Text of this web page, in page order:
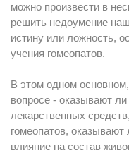
можно произвести в
решить недоумение
истину или ложность,
учения гомеопатов.
В этом одном
вопросе - оказывают
лекарственных
гомеопатов, оказывают
влияние на состав